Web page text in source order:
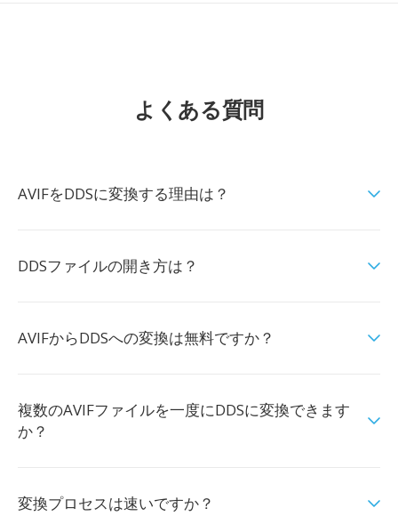
よくある質問
AVIFをDDSに変換する理由は？
DDSファイルの開き方は？
AVIFからDDSへの変換は無料ですか？
複数のAVIFファイルを一度にDDSに変換できます
か？
変換プロセスは速いですか？